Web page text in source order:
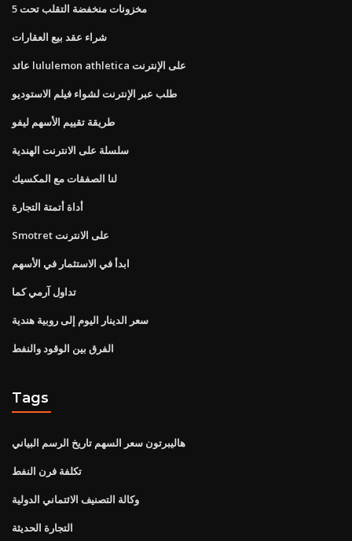
مخزونات منخفضة التقلب تحت 5
شراء عقد بيع العقارات
عائد lululemon athletica على الإنترنت
طلب عبر الإنترنت لشواء فيلم الاستوديو
طريقة تقييم الأسهم ليفو
سلسلة على الانترنت الهندية
لنا الصفقات مع المكسيك
أداة أتمتة التجارة
Smotret على الانترنت
ابدأ في الاستثمار في الأسهم
تداول آرمي كما
سعر الدينار اليوم إلى روبية هندية
الفرق بين الوقود والنفط
Tags
هاليبرتون سعر السهم تاريخ الرسم البياني
تكلفة فرن النفط
وكالة التصنيف الائتماني الدولية
التجارة الحديثة